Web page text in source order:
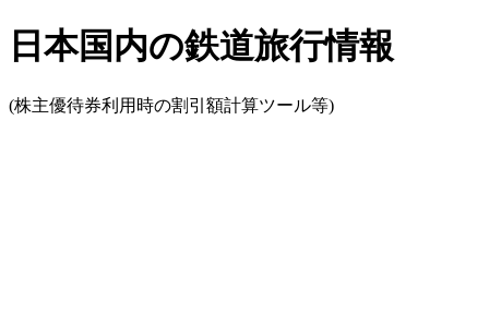
日本国内の鉄道旅行情報
(株主優待券利用時の割引額計算ツール等)